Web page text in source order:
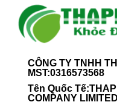
tùy
chọn
có
chọn
trên
trang
CÔNG TY TNHH
MST:0316573568
Tên Quốc
COMPANY LIMITED